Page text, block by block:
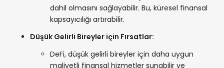
dahil olmasını sağlayabilir. Bu, küresel finansal
kapsayıcılığı artırabilir.
Düşük Gelirli Bireyler için Fırsatlar:
DeFi, düşük gelirli bireyler için daha uygun
maliyetli finansal hizmetler sunabilir ve